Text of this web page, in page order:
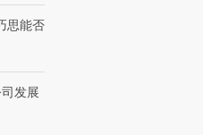
住三大增长引擎是什么？
思能否
发展